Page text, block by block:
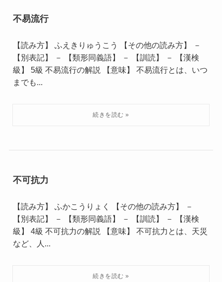
不易流行
【読み方】 ふえきりゅうこう 【その他の読み方】 －
【別表記】 － 【類形同義語】 － 【訓読】 － 【漢検
級】 5級 不易流行の解説 【意味】 不易流行とは、いつ
までも...
不可抗力
【読み方】 ふかこうりょく 【その他の読み方】 －
【別表記】 － 【類形同義語】 － 【訓読】 － 【漢検
級】 4級 不可抗力の解説 【意味】 不可抗力とは、天災
など、人...